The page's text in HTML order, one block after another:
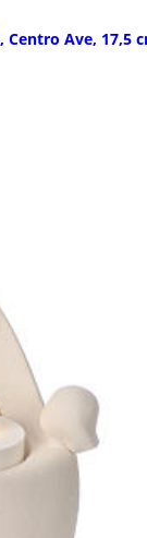
Centro Ave, 17,5